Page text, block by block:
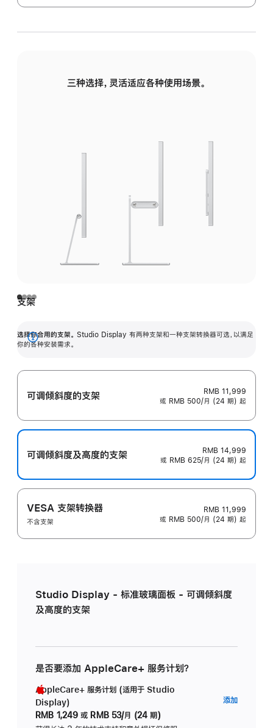
三种选择，灵活适应各种使用场景。
支架
选择你合用的支架。 Studio Display 有两种支架和一种支架转换器可选，以满足
你的各种安装需求。
展
可调倾斜度的支架
RMB 11,999
或 RMB 500/月 (24 期) 起
可调倾斜度及高‍度的支‍架
RMB 14,999
或 RMB 625/月 (24 期) 起
VESA 支架转换器
不含支架
RMB 11,999
或 RMB 500/月 (24 期) 起
Studio Display - 标准玻璃面板 - 可调倾斜度
及高度的支架
是否要添加 AppleCare+ 服务计划？
AppleCare+ 服务计划 (适用于 Studio
Display)
RMB 1,249 或 RMB 53/月 (24 期)
添加